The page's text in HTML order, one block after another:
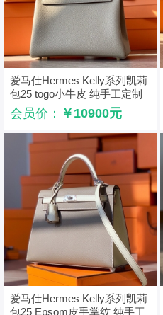
爱马仕Hermes Kelly系列凯莉
包25 togo小牛皮 纯手工定制
版 斑鸠灰
会员价： ￥10900元
爱马仕Hermes Kelly系列凯莉
包25 Epsom皮手掌纹 纯手工